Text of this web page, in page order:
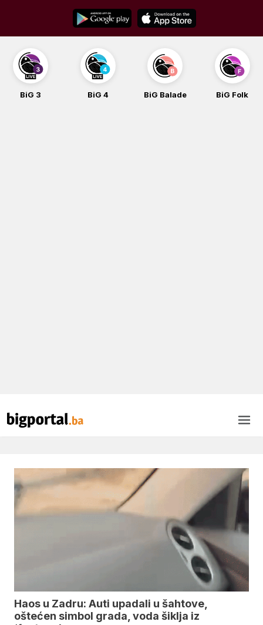
content
BiG 3 BiG 4 BiG Balade BiG Folk
Haos u Zadru: Auti upadali u šahtove,
oštećen simbol grada, voda šiklja iz